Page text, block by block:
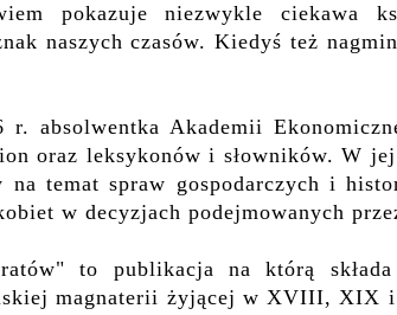
pokazuje niezwykle ciekawa
naszych czasów. Kiedyś też
absolwentka Akademii
oraz leksykonów i słowników. W jej
na temat spraw gospodarczych i
w decyzjach podejmowanych
to publikacja na którą składa
magnaterii żyjącej w XVIII, XIX